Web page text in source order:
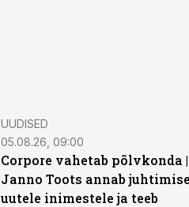
UUDISED
05.08.26, 09:00
Corpore vahetab põlvkonda |
Janno Toots annab juhtimise
uutele inimestele ja teeb